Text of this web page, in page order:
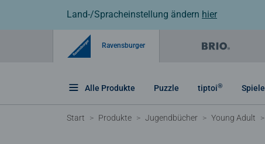
Land-/Spracheinstellung ändern hier
Ravensburger
Alle Produkte Puzzle tiptoi® Spiele
Start Produkte Jugendbücher Young Adult